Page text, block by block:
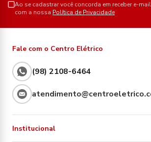
Ao se cadastrar você concorda em receber e-
com a nossa Política de Privacidade
Fale com o Centro Elétrico
(98) 2108-6464
Institucional